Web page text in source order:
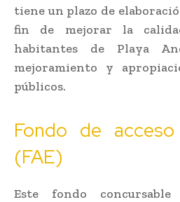
tiene un plazo de
fin de mejorar la
habitantes de Playa
mejoramiento y
públicos.
Fondo de
(FAE)
Este fondo